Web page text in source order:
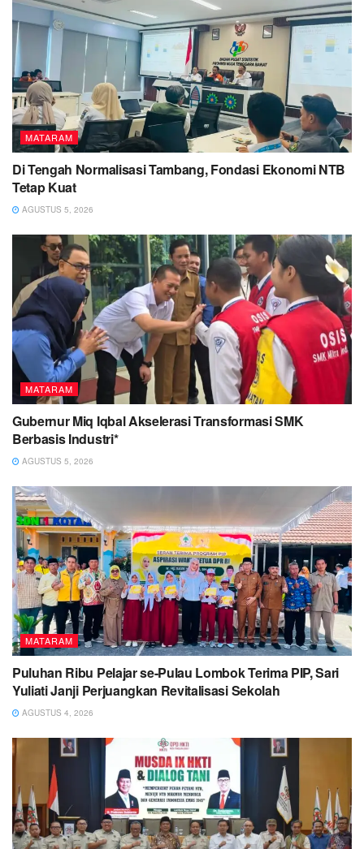
MATARAM
Di Tengah Normalisasi Tambang, Fondasi Ekonomi NTB
Tetap Kuat
AGUSTUS 5, 2026
MATARAM
Gubernur Miq Iqbal Akselerasi Transformasi SMK
Berbasis Industri*
AGUSTUS 5, 2026
MATARAM
Puluhan Ribu Pelajar se-Pulau Lombok Terima PIP, Sari
Yuliati Janji Perjuangkan Revitalisasi Sekolah
AGUSTUS 4, 2026